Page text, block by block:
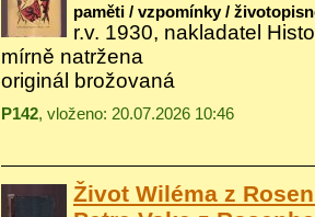
paměti / vzpomínky /
r.v. 1930, nakladatel
mírně natržena
originál brožovaná
P142, vloženo: 20.07.2026 10:46
Život Wiléma z